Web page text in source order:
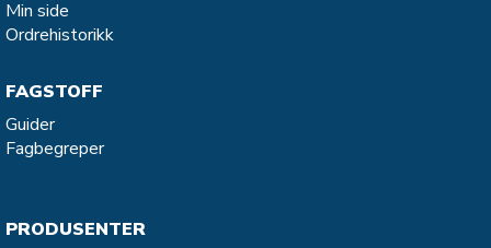
Min side
Ordrehistorikk
FAGSTOFF
Guider
Fagbegreper
PRODUSENTER